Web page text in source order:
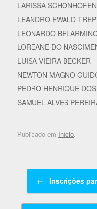
LARISSA
LEANDRO EWALD
LEONARDO
LOREANE DO
LUISA VIEIRA BECKER
NEWTON MAGNO
PEDRO HENRIQUE
SAMUEL ALVES
Publicado em Início.
Navegação de posts
← Inscrições